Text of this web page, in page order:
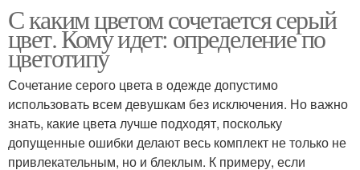
С каким цветом сочетается серый
цвет. Кому идет: определение по
цветотипу
Сочетание серого цвета в одежде допустимо
использовать всем девушкам без исключения. Но важно
знать, какие цвета лучше подходят, поскольку
допущенные ошибки делают весь комплект не только не
привлекательным, но и блеклым. К примеру, если